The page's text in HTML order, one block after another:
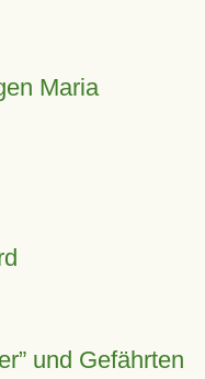
Maria
und Gefährten